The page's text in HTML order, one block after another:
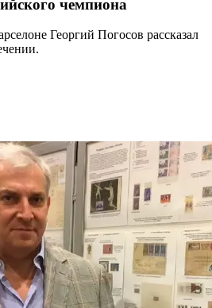
чемпиона
Георгий Погосов рассказал